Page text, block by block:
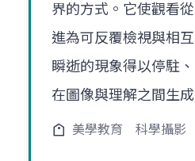
界的方式。它使觀看
進為可反覆檢視與相
瞬逝的現象得以停駐
在圖像與理解之間生
美學教育 科學攝影